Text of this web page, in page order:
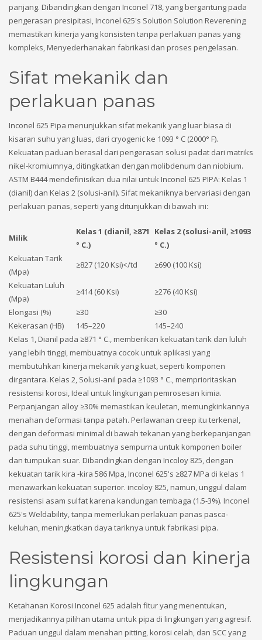
panjang. Dibandingkan dengan Inconel 718, yang bergantung pada
pengerasan presipitasi, Inconel 625's Solution Solution Reverening
memastikan kinerja yang konsisten tanpa perlakuan panas yang
kompleks, Menyederhanakan fabrikasi dan proses pengelasan.
Sifat mekanik dan
perlakuan panas
Inconel 625 Pipa menunjukkan sifat mekanik yang luar biasa di
kisaran suhu yang luas, dari cryogenic ke 1093 ° C (2000° F).
Kekuatan paduan berasal dari pengerasan solusi padat dari matriks
nikel-kromiumnya, ditingkatkan dengan molibdenum dan niobium.
ASTM B444 mendefinisikan dua nilai untuk Inconel 625 PIPA: Kelas 1
(dianil) dan Kelas 2 (solusi-anil). Sifat mekaniknya bervariasi dengan
perlakuan panas, seperti yang ditunjukkan di bawah ini:
Milik
Kelas 1 (dianil, ≥871
° C.)
Kelas 2 (solusi-anil, ≥1093
° C.)
Kekuatan Tarik
(Mpa)
≥827 (120 Ksi)</td
≥690 (100 Ksi)
Kekuatan Luluh
(Mpa)
≥414 (60 Ksi)
≥276 (40 Ksi)
Elongasi (%)
≥30
≥30
Kekerasan (HB)
145–220
145–240
Kelas 1, Dianil pada ≥871 ° C., memberikan kekuatan tarik dan luluh
yang lebih tinggi, membuatnya cocok untuk aplikasi yang
membutuhkan kinerja mekanik yang kuat, seperti komponen
dirgantara. Kelas 2, Solusi-anil pada ≥1093 ° C., memprioritaskan
resistensi korosi, Ideal untuk lingkungan pemrosesan kimia.
Perpanjangan alloy ≥30% memastikan keuletan, memungkinkannya
menahan deformasi tanpa patah. Perlawanan creep itu terkenal,
dengan deformasi minimal di bawah tekanan yang berkepanjangan
pada suhu tinggi, membuatnya sempurna untuk komponen boiler
dan tumpukan suar. Dibandingkan dengan Incoloy 825, dengan
kekuatan tarik kira -kira 586 Mpa, Inconel 625's ≥827 MPa di kelas 1
menawarkan kekuatan superior. incoloy 825, namun, unggul dalam
resistensi asam sulfat karena kandungan tembaga (1.5-3%). Inconel
625's Weldability, tanpa memerlukan perlakuan panas pasca-
keluhan, meningkatkan daya tariknya untuk fabrikasi pipa.
Resistensi korosi dan kinerja
lingkungan
Ketahanan Korosi Inconel 625 adalah fitur yang menentukan,
menjadikannya pilihan utama untuk pipa di lingkungan yang agresif.
Paduan unggul dalam menahan pitting, korosi celah, dan SCC yang